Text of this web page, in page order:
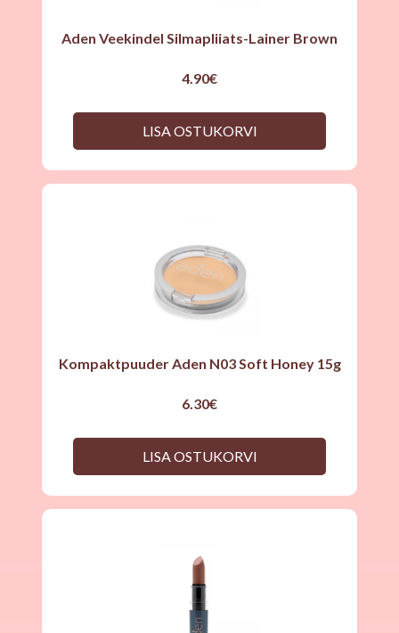
Aden Veekindel Silmapliiats-Lainer Brown
4.90€
LISA OSTUKORVI
Kompaktpuuder Aden N03 Soft Honey 15g
6.30€
LISA OSTUKORVI